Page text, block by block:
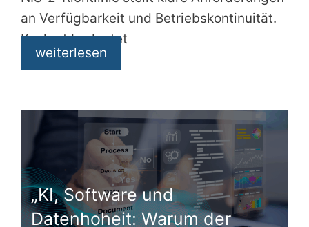
an Verfügbarkeit und Betriebskontinuität.
Konkret bedeutet
weiterlesen
„KI, Software und
Datenhoheit: Warum der